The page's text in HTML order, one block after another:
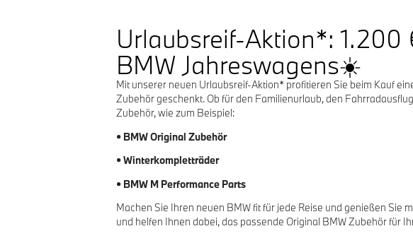
Urlaubsreif-Aktion*: 1.200
BMW Jahreswagens☀️
Mit unserer neuen Urlaubsreif-Aktion* profitieren Sie beim Kauf
Zubehör geschenkt. Ob für den Familienurlaub, den
Zubehör, wie zum Beispiel:
• BMW Original Zubehör
• Winterkompletträder
• BMW M Performance Parts
Machen Sie Ihren neuen BMW fit für jede Reise und genießen Sie
und helfen Ihnen dabei, das passende Original BMW Zubehör für